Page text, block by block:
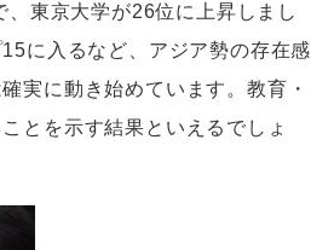
、東京大学が26位に上昇しまし
15に入るなど、アジア勢の存在感
実に動き始めています。教育・
とを示す結果といえるでしょ